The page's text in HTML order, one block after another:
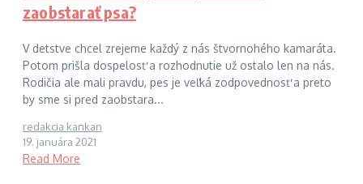
zaobstarať psa?
V detstve chcel zrejeme každý z nás štvornohého kamaráta.
Potom prišla dospelosť a rozhodnutie už ostalo len na nás.
Rodičia ale mali pravdu, pes je veľká zodpovednosť a preto
by sme si pred zaobstara...
redakcia kankan
19. januára 2021
Read More